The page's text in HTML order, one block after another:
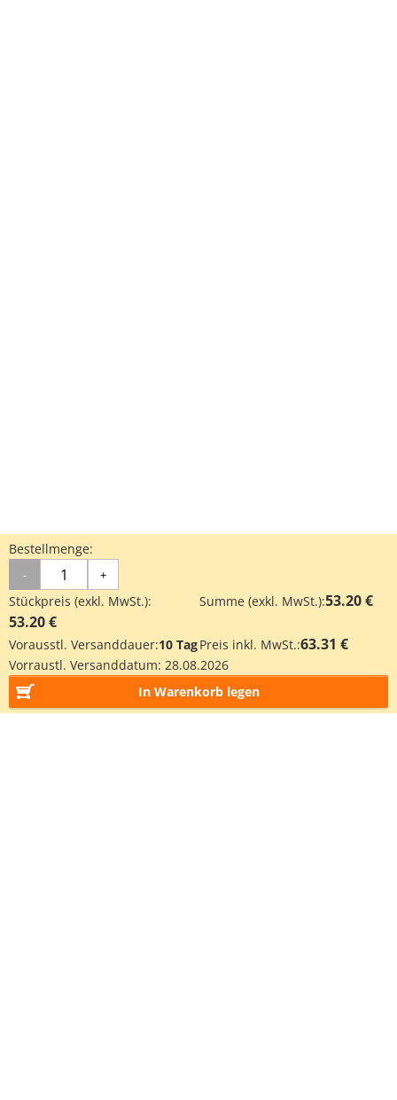
Bestellmenge:
- +
Stückpreis (exkl. MwSt.):
53.20 €
Summe (exkl. MwSt.):53.20 €
Vorausstl. Versanddauer:10 TagPreis inkl. MwSt.:63.31 €
Vorraustl. Versanddatum: 28.08.2026
In Warenkorb legen